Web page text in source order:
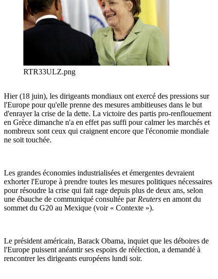
RTR33ULZ.png
Hier (18 juin), les dirigeants mondiaux ont exercé des pressions sur
l'Europe pour qu'elle prenne des mesures ambitieuses dans le but
d'enrayer la crise de la dette. La victoire des partis pro-renflouement
en Grèce dimanche n'a en effet pas suffi pour calmer les marchés et
nombreux sont ceux qui craignent encore que l'économie mondiale
ne soit touchée.
Les grandes économies industrialisées et émergentes devraient
exhorter l'Europe à prendre toutes les mesures politiques nécessaires
pour résoudre la crise qui fait rage depuis plus de deux ans, selon
une ébauche de communiqué consultée par Reuters en amont du
sommet du G20 au Mexique (voir « Contexte »).
Le président américain, Barack Obama, inquiet que les déboires de
l'Europe puissent anéantir ses espoirs de réélection, a demandé à
rencontrer les dirigeants européens lundi soir.